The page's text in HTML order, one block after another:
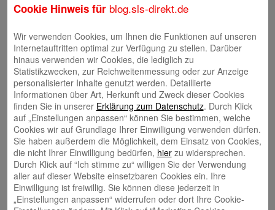
Schreibe einen Kommentar
Deine E-Mail-Adresse wird nicht veröffentlicht. Erforderliche Felder
sind mit*markiert
Name*
Cookie Hinweis für blog.sls-direkt.de
Wir verwenden Cookies, um Ihnen die Funktionen auf unseren
Internetauftritten optimal zur Verfügung zu stellen. Darüber
hinaus verwenden wir Cookies, die lediglich zu
Statistikzwecken, zur Reichweitenmessung oder zur Anzeige
personalisierter Inhalte genutzt werden. Detaillierte
Informationen über Art, Herkunft und Zweck dieser Cookies
finden Sie in unserer Erklärung zum Datenschutz. Durch Klick
auf „Einstellungen anpassen“ können Sie bestimmen, welche
Cookies wir auf Grundlage Ihrer Einwilligung verwenden dürfen.
Sie haben außerdem die Möglichkeit, dem Einsatz von Cookies,
die nicht Ihrer Einwilligung bedürfen, hierzu widersprechen.
Durch Klick auf “Ich stimme zu“ willigen Sie der Verwendung
aller auf dieser Website einsetzbaren Cookies ein. Ihre
Einwilligung ist freiwillig. Sie können diese jederzeit in
„Einstellungen anpassen“ widerrufen oder dort Ihre Cookie-